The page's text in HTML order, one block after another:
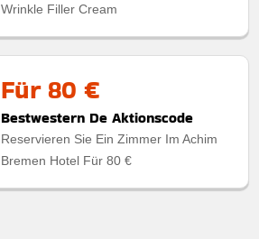
Wrinkle Filler Cream
Für 80 €
Bestwestern De Aktionscode
Reservieren Sie Ein Zimmer Im Achim
Bremen Hotel Für 80 €